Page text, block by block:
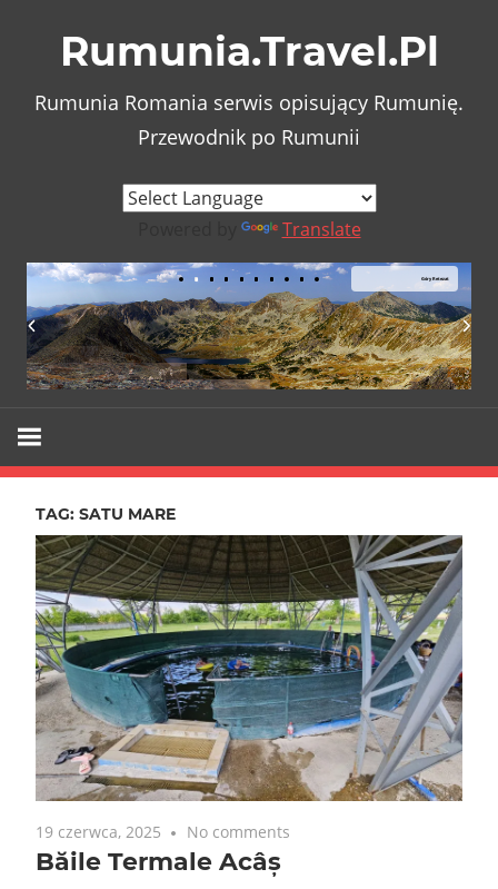
Rumunia.Travel.Pl
Rumunia Romania serwis opisujący Rumunię.
Przewodnik po Rumunii
Translate
Góry Retezat
TAG: SATU MARE
19 czerwca, 2025 No comments
Băile Termale Acâș